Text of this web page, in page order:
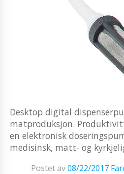
Desktop digital
matproduksjon.
en elektronisk
medisinsk, matt- og
Postet av08/22/2017